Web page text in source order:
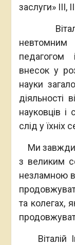
заслуги» ІІІ,
Віталій
внесок у
науки
діяльності
науковців і
слід у їхніх
Ми завжди
з великим
незламною
та колегах,
Віталій